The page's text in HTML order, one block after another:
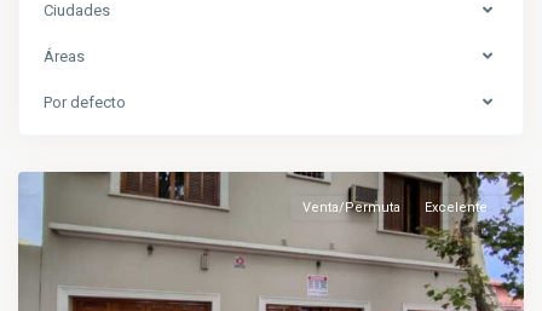
Ciudades
Áreas
Por defecto
Venta/Permuta Excelente